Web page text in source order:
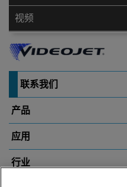
视频
联系我们
产品
应用
行业